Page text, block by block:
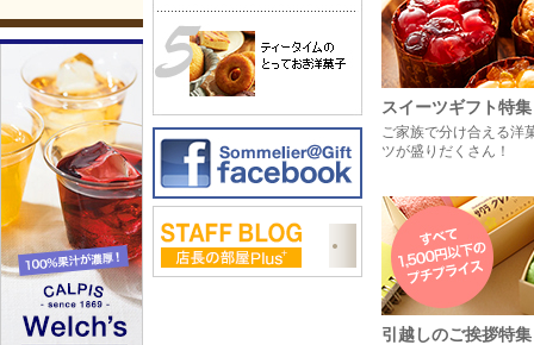
スイーツギフト特集
ご家族で分け合える洋
ツが盛りだくさん！
引越しのご挨拶特集